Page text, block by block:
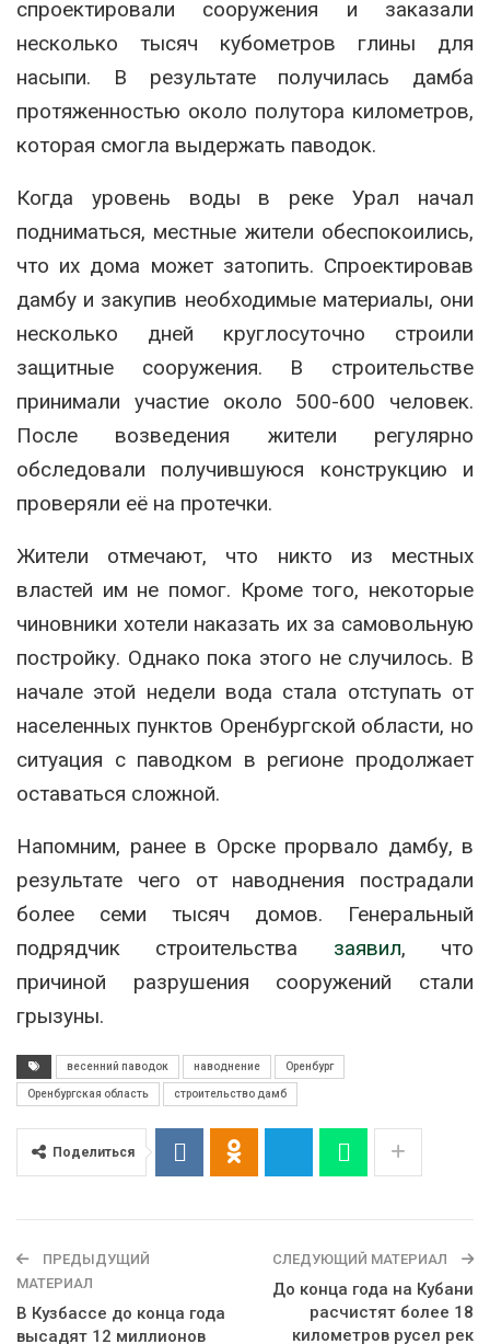
спроектировали сооружения и заказали
несколько тысяч кубометров глины для
насыпи. В результате получилась дамба
протяженностью около полутора километров,
которая смогла выдержать паводок.
Когда уровень воды в реке Урал начал
подниматься, местные жители обеспокоились,
что их дома может затопить. Спроектировав
дамбу и закупив необходимые материалы, они
несколько дней круглосуточно строили
защитные сооружения. В строительстве
принимали участие около 500-600 человек.
После возведения жители регулярно
обследовали получившуюся конструкцию и
проверяли её на протечки.
Жители отмечают, что никто из местных
властей им не помог. Кроме того, некоторые
чиновники хотели наказать их за самовольную
постройку. Однако пока этого не случилось. В
начале этой недели вода стала отступать от
населенных пунктов Оренбургской области, но
ситуация с паводком в регионе продолжает
оставаться сложной.
Напомним, ранее в Орске прорвало дамбу, в
результате чего от наводнения пострадали
более семи тысяч домов. Генеральный
подрядчик строительства заявил, что
причиной разрушения сооружений стали
грызуны.
весенний паводок наводнение Оренбург
Оренбургская область строительство дамб
Поделиться
ПРЕДЫДУЩИЙ
МАТЕРИАЛ
В Кузбассе до конца года
высадят 12 миллионов
СЛЕДУЮЩИЙ МАТЕРИАЛ
До конца года на Кубани
расчистят более 18
километров русел рек